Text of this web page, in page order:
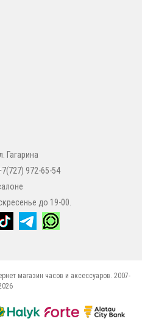
Гагарина
972-65-54
до 19-00.
магазин часов и аксессуаров. 2007-